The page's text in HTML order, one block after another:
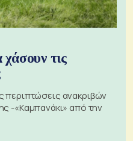
χάσουν τις
περιπτώσεις ανακριβών
-«Καμπανάκι» από την